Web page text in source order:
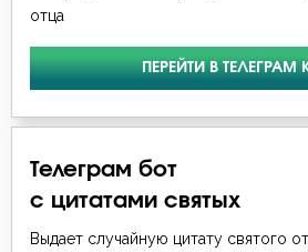
отца
ПЕРЕЙТИ В ТЕЛЕГРАМ
Телеграм бот
с цитатами святых
Выдает случайную цитату святого